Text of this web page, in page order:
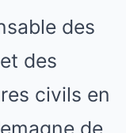
des
des
civils en
de